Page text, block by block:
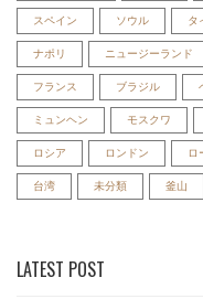
スペイン ソウル タ
ナポリ ニュージーランド
フランス ブラジル
ミュンヘン モスクワ
ロシア ロンドン ロ
台湾 未分類 釜山
LATEST POST